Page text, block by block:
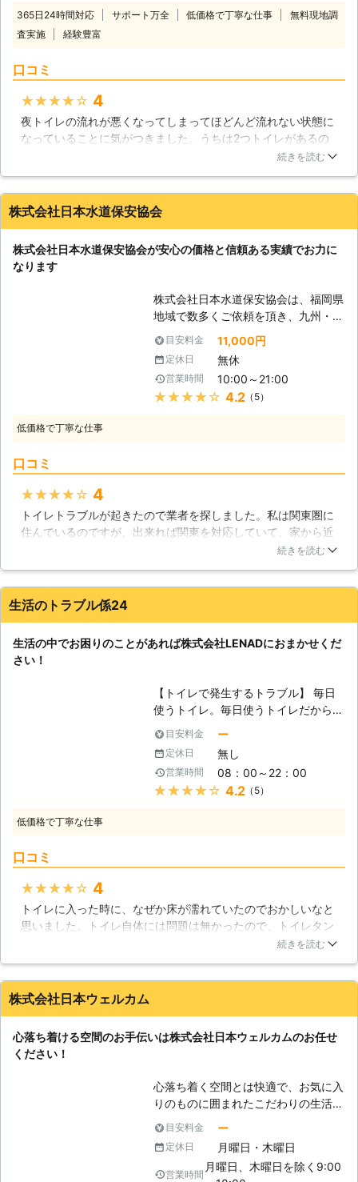
悪化させてしまう場合があるので、自
分では無理だと判断したら、そこから
イレの水の詰まり、トイレからの水漏
するために迅速な対応を心がけている
のです。 【キッチンの排水口の水詰
まり】 トイレほどとはいきません
際の野菜の皮、食べカスが排水口に溜
まると水がスムーズに流れていかなく
ロになって不快なニオイを発生させる
ならないためにもこまめな掃除が必要
なのです。もし、掃除をしても水の詰
まりが解消しない場合は原因が他にあ
ると思われるので、そんなときは当社
におまかせください。
365日24時間対応 サポート万全 低価格で丁寧な仕事
無料現地調
査実施
経験豊富
口コミ
★★★★★ 4
夜トイレの流れが悪くなってしまってほどんど流れない状態に
なっていることに気がつきました。うちは2つトイレがあるの
でとりあえずは大丈夫ですがやはり朝は子供たちによるトイレ
り工事の作業は左程音も気にならず、子供がちがおきることな
く無事に流れる様になったので助かりました。
神奈川県 相模原市中央区 2016年12月13日
続きを読む
株式会社日本水道保安協会
株式会社日本水道保安協会が安心の価格と信頼ある実績でお力に
なります
株式会社日本水道保安協会は、福岡県
地域で数多くご依頼を頂き、九州・四
国や関西・近畿～関東エリアで水回り
のトラブル対応させて頂いておりま
す。トイレ詰まり等のトイレトラブル
やリフォーム等は、弊社がお力になり
ます！ 【突然の水回りのトラブル
年間実績は5000件以上あり、経験豊
富な弊社スタッフがお客様のお宅にお
伺いしますのでご安心下さい。お客様
に気軽にご相談頂ける様、出張費・見
積もり・点検は無料でさせて頂きま
は】 皆様は、住宅の中でトイレが1番
水を使っているのはご存知でしたか？
技術でご提供させて頂きます。他にも
ガス給湯器の故障や交換も大幅に値下
げして対応致します！多くの方の信頼
と共に実績を積んできた弊社が、お客
様のトラブルやご要望にお応え致しま
す。社員一同、福島県地域を始め多く
のお客様の快適な暮らしに貢献出来る
目安料金 11,000円
定休日 無休
営業時間 10:00～21:00
★★★★★ 4.2 （5）
低価格で丁寧な仕事
口コミ
★★★★★ 4
トイレトラブルが起きたので業者を探しました。私は関東圏に
住んでいるのですが、出来れば関東を対応していて、家から近
い業者さんが良いと思っていました。そこで見つけたのが日本
を生かして、トイレトラブルを迅速に直してもらえました！
広島県 福山市 2016年12月23日
続きを読む
生活のトラブル係24
生活の中でお困りのことがあれば株式会社LENADにおまかせくだ
さい！
【トイレで発生するトラブル】 毎日
使うトイレ。毎日使うトイレだからこ
そトラブルがいつ発生してもおかしく
はありません。トイレのトラブルは、
トイレットペーパーの流しすぎによる
詰まり、トイレタンクからの水漏れ等
があります。トイレットペーパーが詰
発生するトラブル】 洗面所も毎日使
うものですが、洗面所でも水のトラブ
ルは発生します。排水口の詰まりと蛇
口からの水漏れが主なトラブルでしょ
うか。排水口の詰まりは髪の毛が多く
除するようにしましょう。蛇口からの
水漏れは蛇口の中に入っているパッキ
の交換をするのは難しいと思いますの
で、当社までお気軽にご連絡くださ
い。 【お風呂で発生するトラブル】
お風呂で発生する主なトラブルは、排
水口の詰まりでしょうか。お風呂の排
水口の詰まりの主な原因も洗面所と一
目安料金 ー
定休日 無し
営業時間 08：00～22：00
★★★★★ 4.2 （5）
低価格で丁寧な仕事
口コミ
★★★★★ 4
トイレに入った時に、なぜか床が濡れていたのでおかしいなと
思いました。トイレ自体には問題は無かったので、トイレタン
クの方を見てみると、亀裂が一か所入っており、そこから少し
らいました。大掛かりな修理でしたが、スムーズに対応してい
ただけて助かりました。
東京都 品川区 2016年12月24日
続きを読む
株式会社日本ウェルカム
心落ち着ける空間のお手伝いは株式会社日本ウェルカムのお任せ
ください！
心落ち着く空間とは快適で、お気に入
りのものに囲まれたこだわりの生活の
ことではないでしょうか。私たち株式
会社日本ウェルカムはそんな素敵な空
間づくりをお手伝いし、その生活を暮
らしのトラブルから守るために日々努
目安料金 ー
定休日 月曜日・木曜日
営業時間
月曜日、木曜日を除く9:00